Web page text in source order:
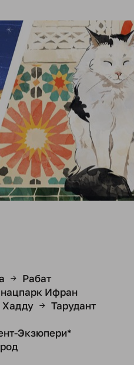
→ Рабат
нацпарк Ифран
Хадду → Тарудант
Экзюпери*